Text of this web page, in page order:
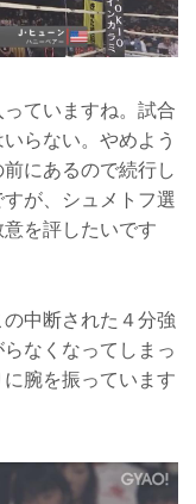
ていますね。試合
らない。やめよう
にあるので続行し
が、シュメトフ選
を評したいです
中断された４分強
なくなってしまっ
腕を振っています